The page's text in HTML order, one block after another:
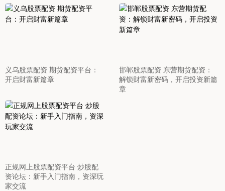
义乌股票配资 期货配资平台：
开启财富新篇章
邯郸股票配资 东营期货配资：
解锁财富新密码，开启投资新篇
章
正规网上股票配资平台 炒股配
资论坛：新手入门指南，资深玩
家交流